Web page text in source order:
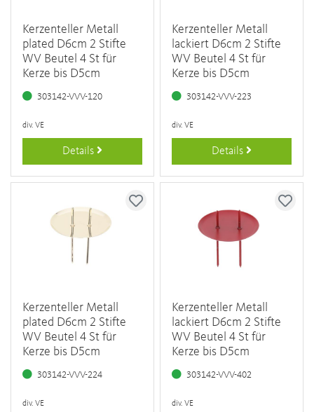
Kerzenteller Metall
plated D6cm 2 Stifte
WV Beutel 4 St für
Kerze bis D5cm
303142-VVV-120
div. VE
Details
Kerzenteller Metall
lackiert D6cm 2 Stifte
WV Beutel 4 St für
Kerze bis D5cm
303142-VVV-223
div. VE
Details
Kerzenteller Metall
plated D6cm 2 Stifte
WV Beutel 4 St für
Kerze bis D5cm
303142-VVV-224
div. VE
Kerzenteller Metall
lackiert D6cm 2 Stifte
WV Beutel 4 St für
Kerze bis D5cm
303142-VVV-402
div. VE